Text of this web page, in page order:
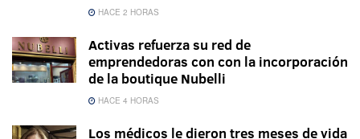
HACE 2 HORAS
Activas refuerza su red de
emprendedoras con con la incorporación
de la boutique Nubelli
HACE 4 HORAS
Los médicos le dieron tres meses de vida